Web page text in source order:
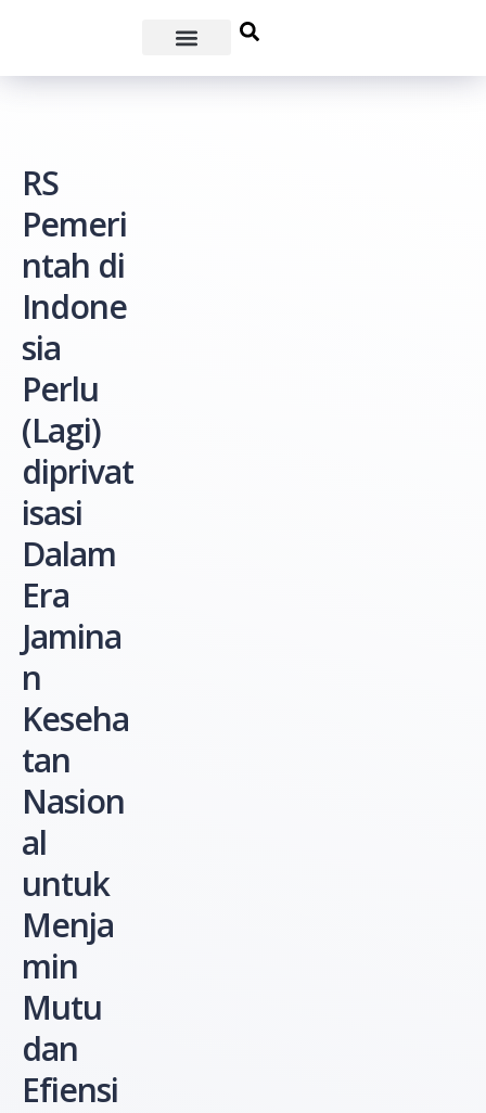
RS
Pemeri
ntah di
Indone
sia
Perlu
(Lagi)
diprivat
isasi
Dalam
Era
Jamina
n
Keseha
tan
Nasion
al
untuk
Menja
min
Mutu
dan
Efiensi